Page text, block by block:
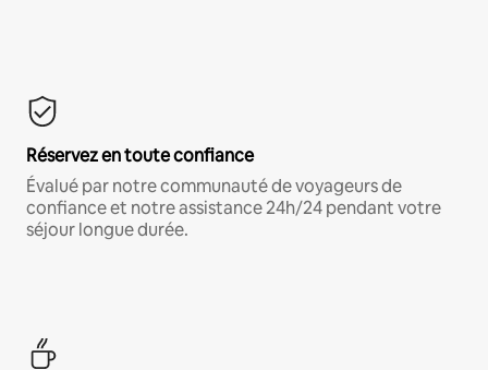
Réservez en toute confiance
Évalué par notre communauté de voyageurs de
confiance et notre assistance 24h/24 pendant votre
séjour longue durée.